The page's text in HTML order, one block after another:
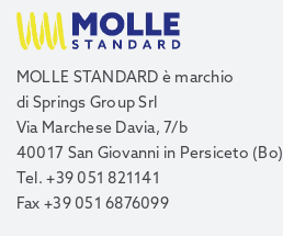
MOLLE STANDARD è marchio
di Springs Group Srl
Via Marchese Davia, 7/b
40017 San Giovanni in Persiceto (Bo)
Tel. +39 051 821141
Fax +39 051 6876099